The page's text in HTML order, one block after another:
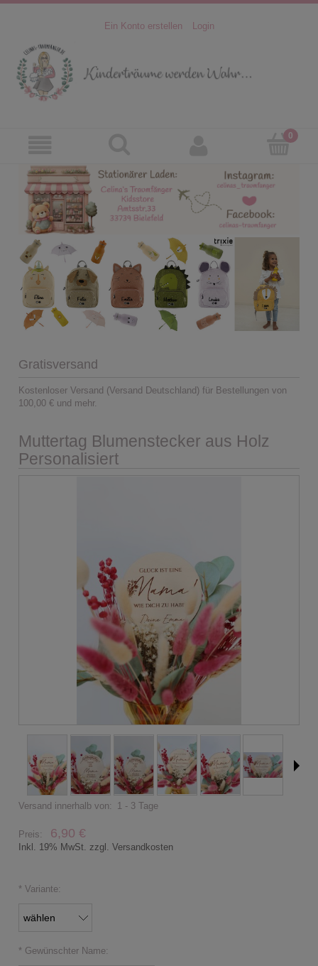
Ein Konto erstellen Login
Gratisversand
Kostenloser Versand (Versand Deutschland) für Bestellungen von
100,00 € und mehr.
Muttertag Blumenstecker aus Holz
Personalisiert
Versand innerhalb von: 1 - 3 Tage
Preis: 6,90 €
Inkl. 19% MwSt. zzgl. Versandkosten
* Variante:
* Gewünschter Name: